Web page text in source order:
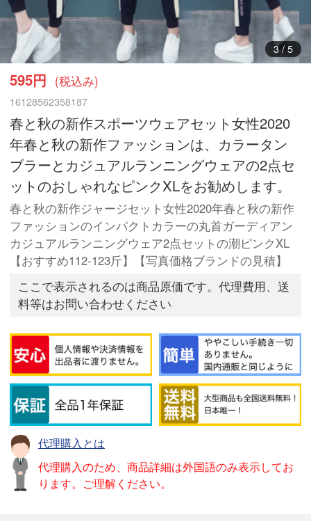
4/ 5
595円 (税込み)
16128562358187
春と秋の新作スポーツウェアセット女性2020
年春と秋の新作ファッションは、カラータン
ブラーとカジュアルランニングウェアの2点セ
ットのおしゃれなピンクXLをお勧めします。
春と秋の新作ジャージセット女性2020年春と秋の新作
ファッションのインパクトカラーの丸首ガーディアン
カジュアルランニングウェア2点セットの潮ピンクXL
【おすすめ112-123斤】【写真価格ブランドの見積】
ここで表示されるのは商品原価です。代理費用、送
料等はお問い合わせください
代理購入とは
代理購入のため、商品詳細は外国語のみ表示してお
ります。ご理解ください。